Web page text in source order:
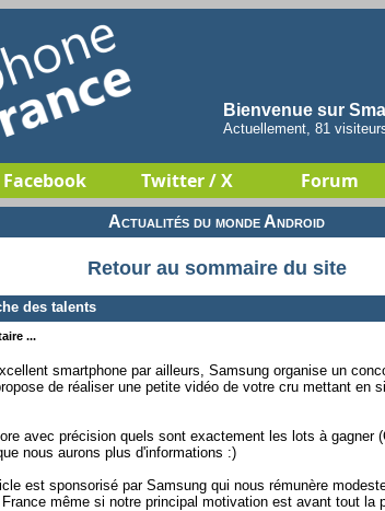
Bienvenue sur
Actuellement, 81
Facebook Twitter / X Forum
Actualités du monde Android
Retour au sommaire du site
des talents
...
smartphone par ailleurs, Samsung organise un
de réaliser une petite vidéo de votre cru mettant en
avec précision quels sont exactement les lots à gagner
nous aurons plus d'informations :)
est sponsorisé par Samsung qui nous rémunère
même si notre principal motivation est avant tout la